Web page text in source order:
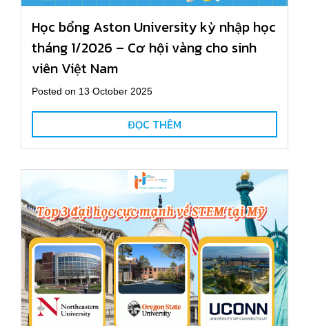
Học bổng Aston University kỳ nhập học
tháng 1/2026 – Cơ hội vàng cho sinh
viên Việt Nam
Posted on 13 October 2025
ĐỌC THÊM